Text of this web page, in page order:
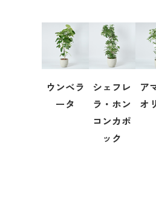
ウンベラ
ータ
シェフレ
ラ・ホン
コンカポ
ック
ア
オ